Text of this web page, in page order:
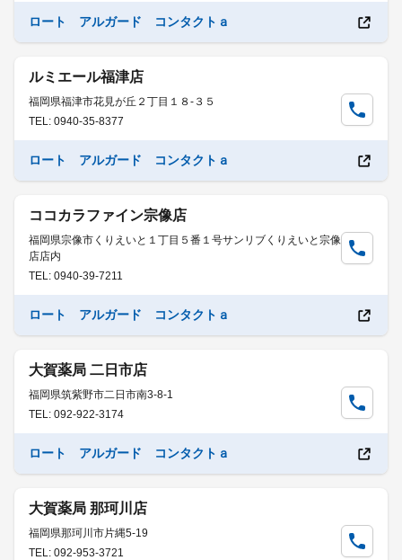
ロート アルガード コンタクトａ
ルミエール福津店
福岡県福津市花見が丘２丁目１８-３５
TEL: 0940-35-8377
ロート アルガード コンタクトａ
ココカラファイン宗像店
福岡県宗像市くりえいと１丁目５番１号サンリブくりえいと宗像
店店内
TEL: 0940-39-7211
ロート アルガード コンタクトａ
大賀薬局 二日市店
福岡県筑紫野市二日市南3-8-1
TEL: 092-922-3174
ロート アルガード コンタクトａ
大賀薬局 那珂川店
福岡県那珂川市片縄5-19
TEL: 092-953-3721